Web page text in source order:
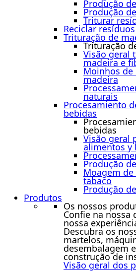
Produção
Produção
Triturar
Reciclar
Trituração de
Trituração
Visão geral
madeira e
Moinhos
madeira
naturais
Procesamiento
bebidas
bebidas
Visão geral
alimentos y
Produção
Moagem de
tabaco
Produção
Produtos
Os nossos
Confie na nossa
nossa
Descubra os
martelos,
desembalagem
construção de
Visão geral dos